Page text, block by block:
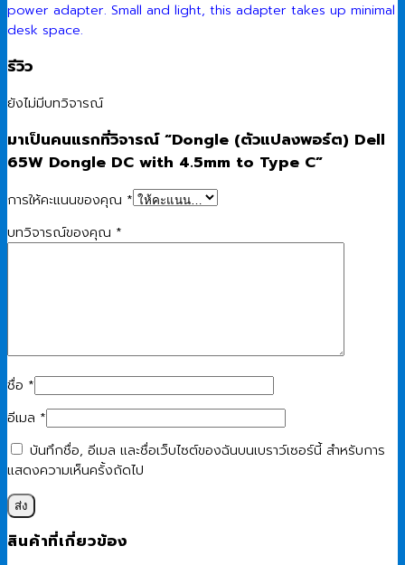
power adapter. Small and light, this adapter takes up minimal
desk space.
รีวิว
ยังไม่มีบทวิจารณ์
มาเป็นคนแรกที่วิจารณ์ “Dongle (ตัวแปลงพอร์ต) Dell
65W Dongle DC with 4.5mm to Type C”
การให้คะแนนของคุณ *
บทวิจารณ์ของคุณ *
ชื่อ *
อีเมล *
บันทึกชื่อ, อีเมล และชื่อเว็บไซต์ของฉันบนเบราว์เซอร์นี้ สำหรับการ
แสดงความเห็นครั้งถัดไป
สินค้าที่เกี่ยวข้อง